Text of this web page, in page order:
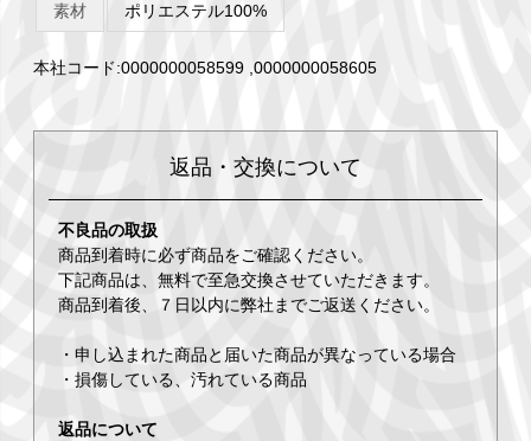
素材 ポリエステル100%
本社コード:0000000058599 ,0000000058605
返品・交換について
不良品の取扱
商品到着時に必ず商品をご確認ください。
下記商品は、無料で至急交換させていただきます。
商品到着後、７日以内に弊社までご返送ください。
・申し込まれた商品と届いた商品が異なっている場合
・損傷している、汚れている商品
返品について